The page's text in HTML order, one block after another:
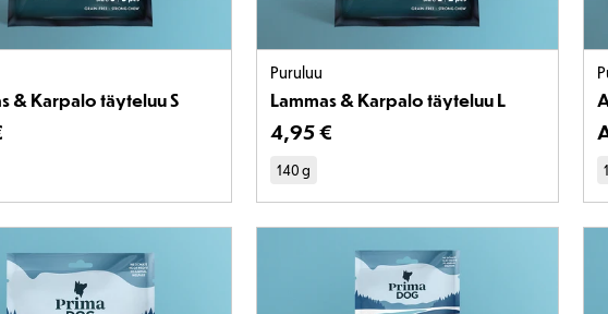
& Karpalo täyteluu S
hinta on 3,95 €
Puruluu
Lammas & Karpalo täyteluu L
Tuotteen hinta on 4,95 €
4,95 €
140 g